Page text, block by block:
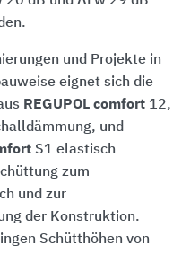
und Projekte in
eignet sich die
REGUPOL comfort 12,
und
S1 elastisch
zum
und zur
der Konstruktion.
Schütthöhen von